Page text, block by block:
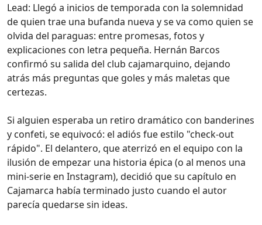
Lead: Llegó a inicios de temporada con la solemnidad
de quien trae una bufanda nueva y se va como quien se
olvida del paraguas: entre promesas, fotos y
explicaciones con letra pequeña. Hernán Barcos
confirmó su salida del club cajamarquino, dejando
atrás más preguntas que goles y más maletas que
certezas.
Si alguien esperaba un retiro dramático con banderines
y confeti, se equivocó: el adiós fue estilo "check-out
rápido". El delantero, que aterrizó en el equipo con la
ilusión de empezar una historia épica (o al menos una
mini-serie en Instagram), decidió que su capítulo en
Cajamarca había terminado justo cuando el autor
parecía quedarse sin ideas.